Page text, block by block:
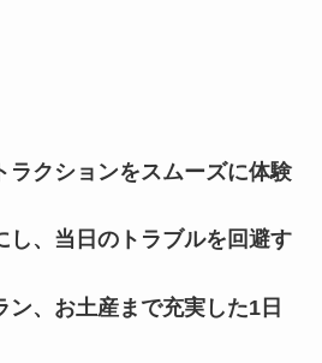
ラクションをスムーズに体験
し、当日のトラブルを回避す
ン、お土産まで充実した1日